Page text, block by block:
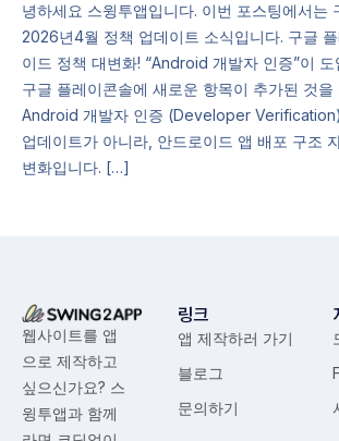
녕하세요 스윙투앱입니다. 이번 포스팅에서는
2026년4월 정책 업데이트 소식입니다. 구글
이드 정책 대변화! “Android 개발자 인증”이
구글 플레이콘솔에 새로운 항목이 추가된 것을
Android 개발자 인증 (Developer
업데이트가 아니라, 안드로이드 앱 배포 구조
변화입니다. […]
웹사이트를 앱
으로 제작하고
싶으신가요? 스
윙투앱과 함께
링크
앱 제작하러 가기
블로그
문의하기